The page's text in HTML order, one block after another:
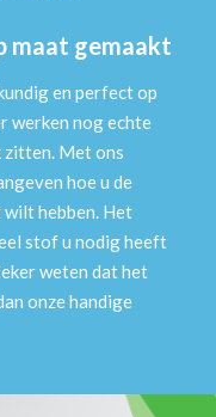
maat gemaakt
en perfect op
werken nog echte
zitten. Met ons
hoe u de
hebben. Het
stof u nodig heeft
weten dat het
onze handige